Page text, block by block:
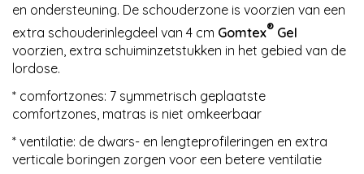
en ondersteuning. De schouderzone is voorzien van een
extra schouderinlegdeel van 4 cm Gomtex® Gel
voorzien, extra schuiminzetstukken in het gebied van de
lordose.
* comfortzones: 7 symmetrisch geplaatste
comfortzones, matras is niet omkeerbaar
* ventilatie: de dwars- en lengteprofileringen en extra
verticale boringen zorgen voor een betere ventilatie